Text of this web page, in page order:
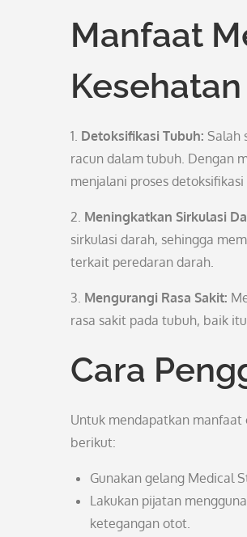
Manfaat
Kesehatan
1. Detoksifikasi Tubuh: Salah
racun dalam tubuh. Dengan
menjalani proses
2. Meningkatkan Sirkulasi
sirkulasi darah, sehingga
terkait peredaran darah.
3. Mengurangi Rasa Sakit:
rasa sakit pada tubuh, baik
Cara
Untuk mendapatkan
berikut:
Gunakan gelang Medical
Lakukan pijatan
ketegangan otot.